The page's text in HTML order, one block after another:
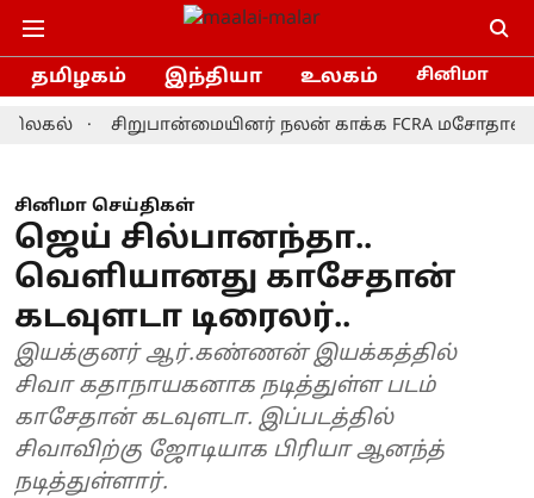
தமிழகம் இந்தியா உலகம் சினிமா
சிறுபான்மையினர் நலன் காக்க FCRA மசோதாவை
சினிமா செய்திகள்
ஜெய் சில்பானந்தா..
வெளியானது காசேதான்
கடவுளடா டிரைலர்..
இயக்குனர் ஆர்.கண்ணன் இயக்கத்தில்
சிவா கதாநாயகனாக நடித்துள்ள படம்
காசேதான் கடவுளடா. இப்படத்தில்
சிவாவிற்கு ஜோடியாக பிரியா ஆனந்த்
நடித்துள்ளார்.